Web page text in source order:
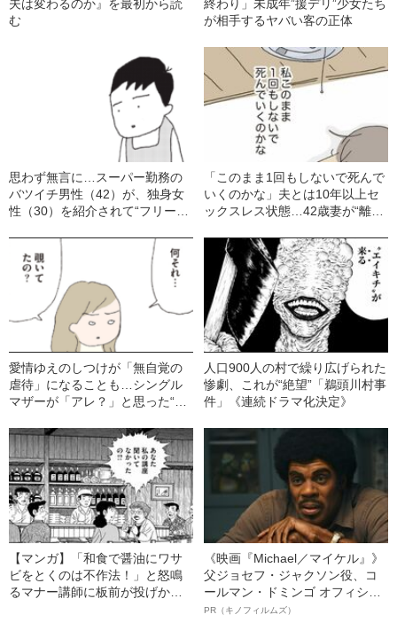
夫は変わるのか』を最初から読
む
終わり」未成年”援デリ”少女たち
が相手するヤバい客の正体
思わず無言に…スーパー勤務の
バツイチ男性（42）が、独身女
性（30）を紹介されて“フリー
「このまま1回もしないで死んで
いくのかな」夫とは10年以上セ
ックスレス状態…42歳妻が“離
年BEST5
愛情ゆえのしつけが「無自覚の
虐待」になることも…シングル
マザーが「アレ？」と思った“マ
人口900人の村で繰り広げられた
惨劇、これが“絶望”「鵜頭川村事
件」《連続ドラマ化決定》
【マンガ】「和食で醤油にワサ
ビをとくのは不作法！」と怒鳴
るマナー講師に板前が投げかけ
《映画『Michael／マイケル』》
父ジョセフ・ジャクソン役、コ
ールマン・ドミンゴ オフィシャ
ルインタビュー“観客を魅了した
PR（キノフィルムズ）